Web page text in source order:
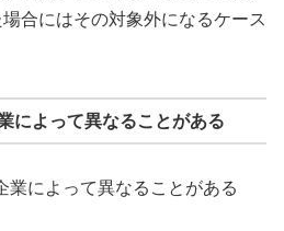
合にはその対象外になるケース
によって異なることがある
業によって異なることがある